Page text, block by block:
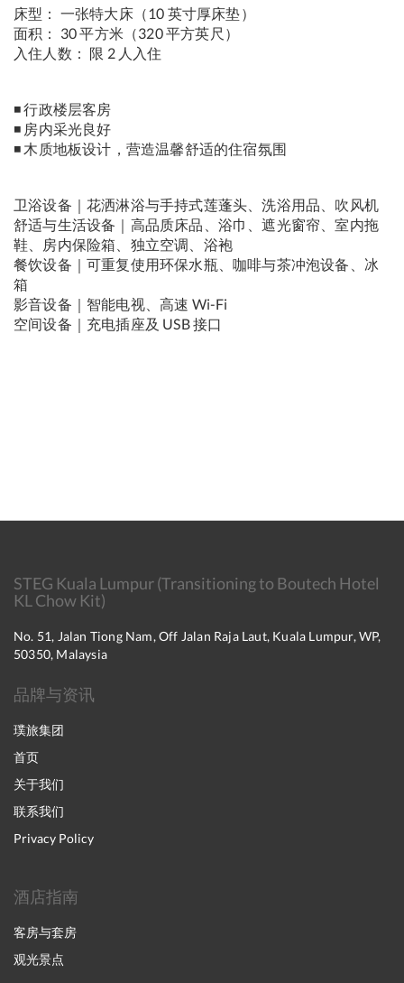
床型： 一张特大床（10 英寸厚床垫）
面积： 30 平方米（320 平方英尺）
入住人数： 限 2 人入住
◾ 行政楼层客房
◾ 房内采光良好
◾ 木质地板设计，营造温馨舒适的住宿氛围
卫浴设备｜花洒淋浴与手持式莲蓬头、洗浴用品、吹风机
舒适与生活设备｜高品质床品、浴巾、遮光窗帘、室内拖
鞋、房内保险箱、独立空调、浴袍
餐饮设备｜可重复使用环保水瓶、咖啡与茶冲泡设备、冰
箱
影音设备｜智能电视、高速 Wi-Fi
空间设备｜充电插座及 USB 接口
STEG Kuala Lumpur (Transitioning to Boutech Hotel
KL Chow Kit)
No. 51, Jalan Tiong Nam, Off Jalan Raja Laut, Kuala Lumpur, WP,
50350, Malaysia
品牌与资讯
璞旅集团
首页
关于我们
联系我们
Privacy Policy
酒店指南
客房与套房
观光景点